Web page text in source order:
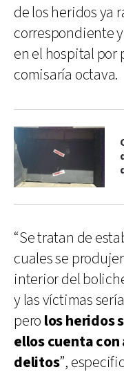
de los heridos ya
correspondiente
en el hospital por
comisaría octava.
“Se tratan de
cuales se
interior del
y las víctimas
pero los heridos
ellos cuenta
delitos”,